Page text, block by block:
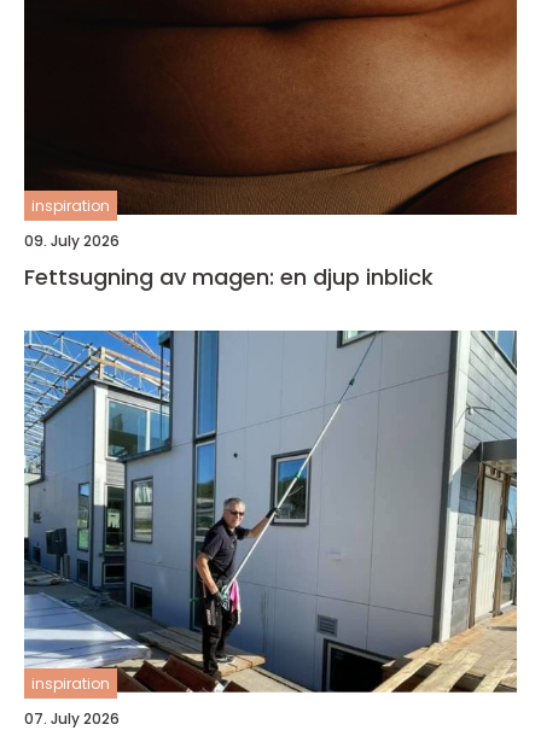
inspiration
09. July 2026
Fettsugning av magen: en djup inblick
inspiration
07. July 2026